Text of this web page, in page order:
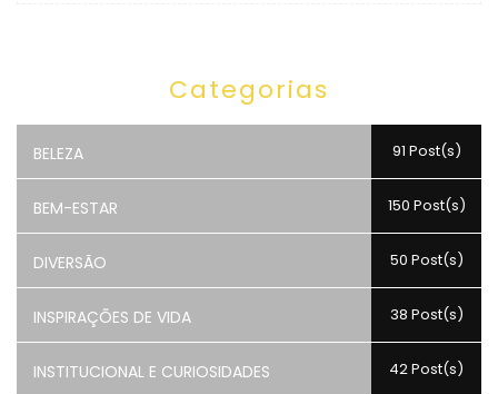
Categorias
BELEZA 91 Post(s)
BEM-ESTAR 150 Post(s)
DIVERSÃO 50 Post(s)
INSPIRAÇÕES DE VIDA 38 Post(s)
INSTITUCIONAL E CURIOSIDADES 42 Post(s)